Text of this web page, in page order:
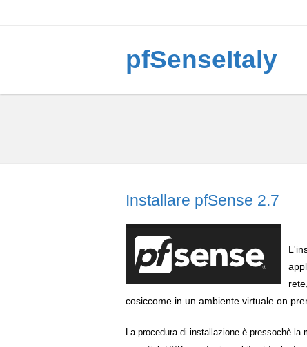
pfSenseItaly
Installare pfSense 2.7
cosiccome in un ambiente virtuale on
La procedura di installazione è pressochè